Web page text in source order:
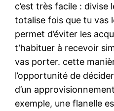
c’est très facile : divise
totalise fois que tu vas
permet d’éviter les
t’habituer à recevoir
vas porter. cette
l’opportunité de
d’un
exemple, une flanelle